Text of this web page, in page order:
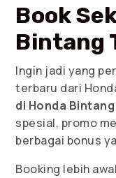
Book
Bintang
Ingin jadi yang
terbaru dari
di Honda
spesial, promo
berbagai bonus
Booking lebih